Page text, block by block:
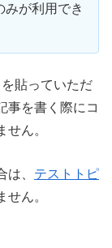
みが利用でき
貼っていただ
事を書く際にコ
ん。
、 テストトピ
ん。